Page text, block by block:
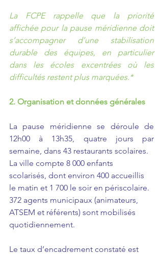
La FCPE rappelle que la priorité
affichée pour la pause méridienne doit
s’accompagner d’une stabilisation
durable des équipes, en particulier
dans les écoles excentrées où les
difficultés restent plus marquées.*
2. Organisation et données générales
La pause méridienne se déroule de
12h00 à 13h35, quatre jours par
semaine, dans 43 restaurants scolaires.
La ville compte 8 000 enfants
scolarisés, dont environ 400 accueillis
le matin et 1 700 le soir en périscolaire.
372 agents municipaux (animateurs,
ATSEM et référents) sont mobilisés
quotidiennement.
Le taux d’encadrement constaté est